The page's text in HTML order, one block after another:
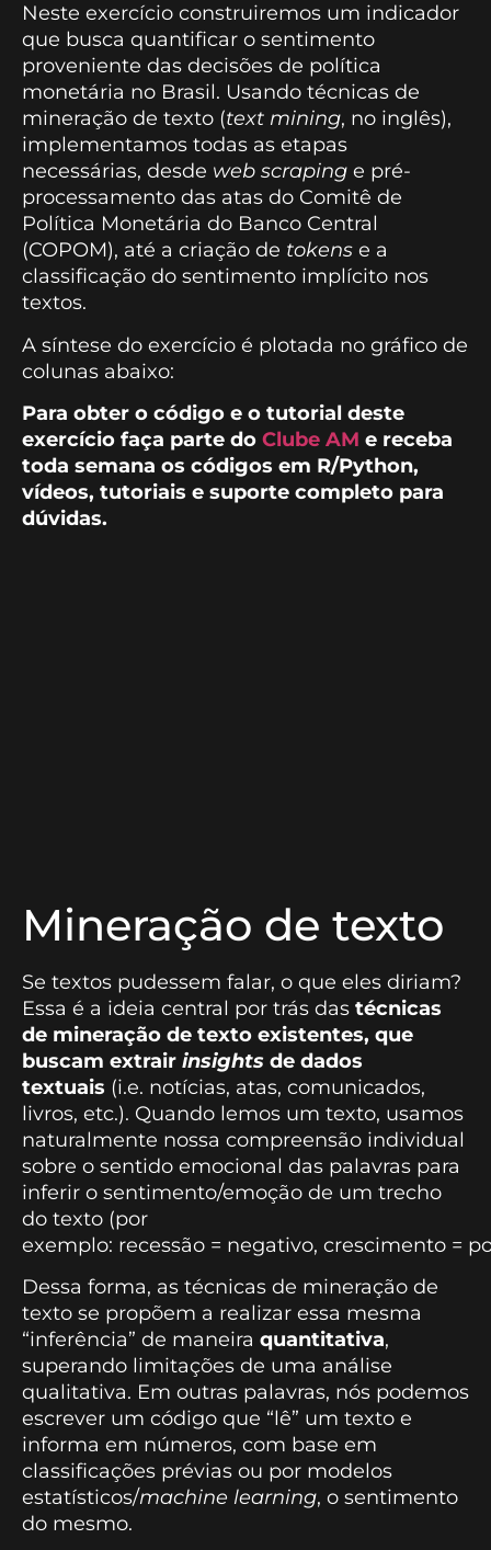
Neste exercício construiremos um indicador
que busca quantificar o sentimento
proveniente das decisões de política
monetária no Brasil. Usando técnicas de
mineração de texto (text mining, no inglês),
implementamos todas as etapas
necessárias, desde web scraping e pré-
processamento das atas do Comitê de
Política Monetária do Banco Central
(COPOM), até a criação de tokens e a
classificação do sentimento implícito nos
textos.
A síntese do exercício é plotada no gráfico de
colunas abaixo:
Para obter o código e o tutorial deste
exercício faça parte do Clube AM e receba
toda semana os códigos em R/Python,
vídeos, tutoriais e suporte completo para
dúvidas.
Mineração de texto
Se textos pudessem falar, o que eles diriam?
Essa é a ideia central por trás das técnicas
de mineração de texto existentes, que
buscam extrair insights de dados
textuais (i.e. notícias, atas, comunicados,
livros, etc.). Quando lemos um texto, usamos
naturalmente nossa compreensão individual
sobre o sentido emocional das palavras para
inferir o sentimento/emoção de um trecho
do texto (por
exemplo: recessão = negativo, crescimento =
Dessa forma, as técnicas de mineração de
texto se propõem a realizar essa mesma
“inferência” de maneira quantitativa,
superando limitações de uma análise
qualitativa. Em outras palavras, nós podemos
escrever um código que “lê” um texto e
informa em números, com base em
classificações prévias ou por modelos
estatísticos/machine learning, o sentimento
do mesmo.